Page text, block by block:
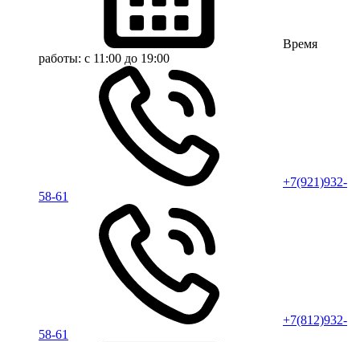
Время
работы: с 11:00 до 19:00
+7(921)932-
58-61
+7(812)932-
58-61